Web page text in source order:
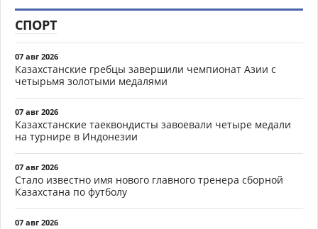
СПОРТ
07 авг 2026
Казахстанские гребцы завершили чемпионат Азии с
четырьмя золотыми медалями
07 авг 2026
Казахстанские таеквондисты завоевали четыре медали
на турнире в Индонезии
07 авг 2026
Стало известно имя нового главного тренера сборной
Казахстана по футболу
07 авг 2026